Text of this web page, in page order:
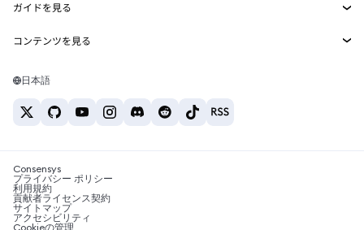
Snaps
Web3サービス
セキュリティ
サポート
キャリア
お問い合わせ
Solanaの価格
Tetherの価格
ETH→USD
USDT→INR
BTC→INR
ETH→USDT
ガイドを見る
ETHの購入
USDTの購入
SHIBの購入
BNBの購入
コンテンツを見る
Solanaウォレット
税制関連ニュース
暗号資産の購入方法は？
ビットコインを売るには？
日本語
Consensys
プライバシー ポリシー
利用規約
貢献者ライセンス契約
サイトマップ
アクセシビリティ
Cookieの管理